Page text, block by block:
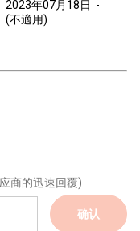
2023年07月18日 -
(不適用)
商的迅速回覆)
确认